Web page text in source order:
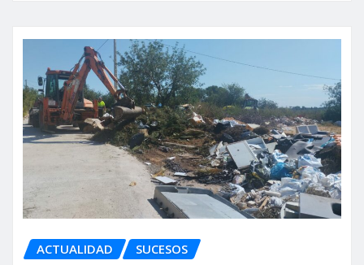
ACTUALIDAD SUCESOS